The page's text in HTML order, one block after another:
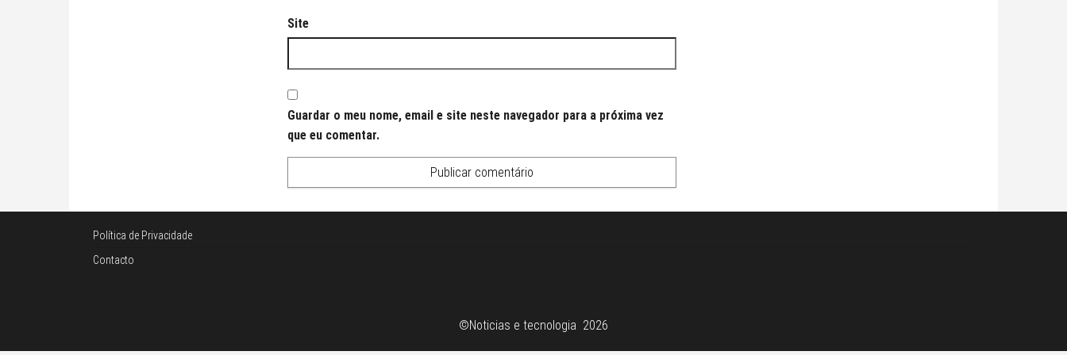
Site
Guardar o meu nome, email e site neste navegador para a próxima vez
que eu comentar.
Política de Privacidade
Contacto
©Noticias e tecnologia 2026